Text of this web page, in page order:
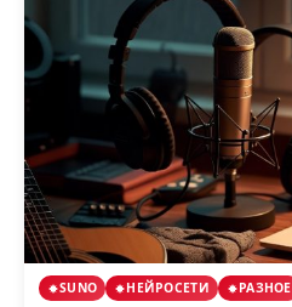
SUNO НЕЙРОСЕТИ РАЗНОЕ